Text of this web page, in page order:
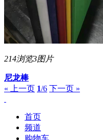
214浏览3图片
尼龙棒
« 上一页 1/6 下一页 »
首页
频道
购物车